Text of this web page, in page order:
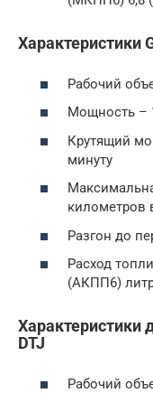
Характеристики
Рабочий
Мощность –
Крутящий
минуту
километров
Разгон до
Расход
(АКПП6)
Характеристики
DTJ
Рабочий